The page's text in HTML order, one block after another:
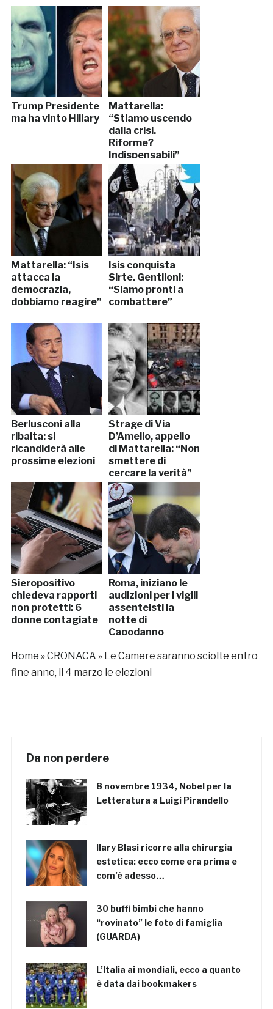
Trump Presidente
ma ha vinto Hillary
Mattarella:
“Stiamo uscendo
dalla crisi.
Riforme?
Indispensabili”
Mattarella: “Isis
attacca la
democrazia,
dobbiamo reagire”
Isis conquista
Sirte. Gentiloni:
“Siamo pronti a
combattere”
Berlusconi alla
ribalta: si
ricandiderà alle
prossime elezioni
Strage di Via
D’Amelio, appello
di Mattarella: “Non
smettere di
cercare la verità”
Sieropositivo
chiedeva rapporti
non protetti: 6
donne contagiate
Roma, iniziano le
audizioni per i vigili
assenteisti la
notte di
Capodanno
Home »CRONACA » Le Camere saranno sciolte entro
fine anno, il 4 marzo le elezioni
Da non perdere
8 novembre 1934, Nobel per la
Letteratura a Luigi Pirandello
Ilary Blasi ricorre alla chirurgia
estetica: ecco come era prima e
com’è adesso…
30 buffi bimbi che hanno
“rovinato” le foto di famiglia
(GUARDA)
L’Italia ai mondiali, ecco a quanto
è data dai bookmakers